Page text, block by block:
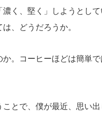
く、堅く」しようとし
、どうだろうか。
。コーヒーほどは簡単
とで、僕が最近、思い